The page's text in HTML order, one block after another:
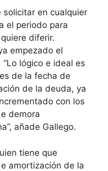
solicitar en cualquier
el periodo para
diferir.
empezado el
“Lo lógico e ideal es
de la fecha de
de la deuda, ya
con los
demora
añade Gallego.
tiene que
amortización de la